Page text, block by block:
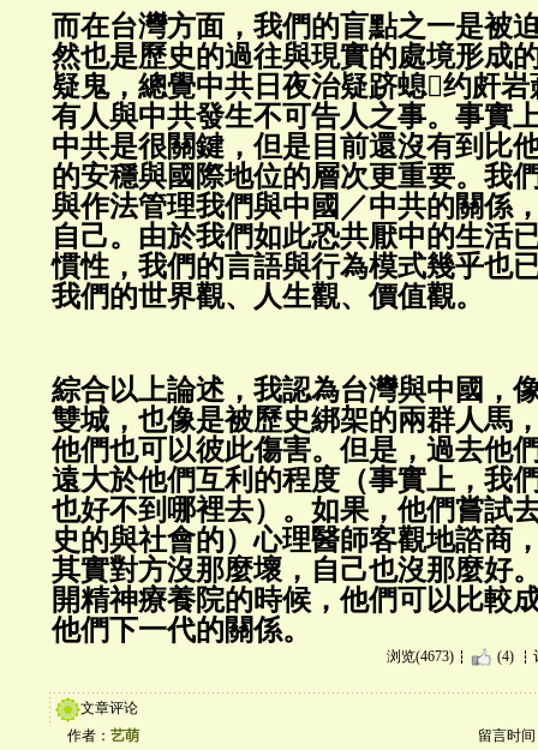
而在台灣方面，我們的盲點之一是被
然也是歷史的過往與現實的處境形成
疑鬼，總覺中共日夜治疑跻螅约皯
有人與中共發生不可告人之事。事實
中共是很關鍵，但是目前還沒有到比
的安穩與國際地位的層次更重要。我
與作法管理我們與中國／中共的關係
自己。由於我們如此恐共厭中的生活
慣性，我們的言語與行為模式幾乎也
我們的世界觀、人生觀、價值觀。
綜合以上論述，我認為台灣與中國，
雙城，也像是被歷史綁架的兩群人馬
他們也可以彼此傷害。但是，過去他
遠大於他們互利的程度（事實上，我
也好不到哪裡去）。如果，他們嘗試
史的與社會的）心理醫師客觀地諮商
其實對方沒那麼壞，自己也沒那麼好
開精神療養院的時候，他們可以比較
他們下一代的關係。
浏览(4673) (4)
文章评论
作者： 艺萌 留言时间